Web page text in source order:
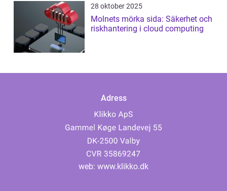
28 oktober 2025
Molnets mörka sida: Säkerhet och
riskhantering i cloud computing
Adress
web: www.klikko.dk